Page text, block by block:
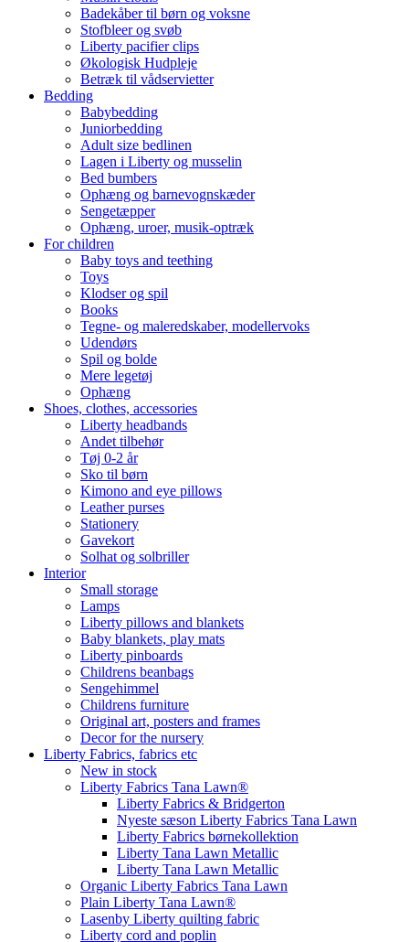
Badekåber til børn og voksne
Stofbleer og svøb
Liberty pacifier clips
Økologisk Hudpleje
Betræk til vådservietter
Bedding
Babybedding
Juniorbedding
Adult size bedlinen
Lagen i Liberty og musselin
Bed bumbers
Ophæng og barnevognskæder
Sengetæpper
Ophæng, uroer, musik-optræk
For children
Baby toys and teething
Toys
Klodser og spil
Books
Tegne- og maleredskaber, modellervoks
Udendørs
Spil og bolde
Mere legetøj
Ophæng
Shoes, clothes, accessories
Liberty headbands
Andet tilbehør
Tøj 0-2 år
Sko til børn
Kimono and eye pillows
Leather purses
Stationery
Gavekort
Solhat og solbriller
Interior
Small storage
Lamps
Liberty pillows and blankets
Baby blankets, play mats
Liberty pinboards
Childrens beanbags
Sengehimmel
Childrens furniture
Original art, posters and frames
Decor for the nursery
Liberty Fabrics, fabrics etc
New in stock
Liberty Fabrics Tana Lawn®
Liberty Fabrics & Bridgerton
Nyeste sæson Liberty Fabrics Tana Lawn
Liberty Fabrics børnekollektion
Liberty Tana Lawn Metallic
Liberty Tana Lawn Metallic
Organic Liberty Fabrics Tana Lawn
Plain Liberty Tana Lawn®
Lasenby Liberty quilting fabric
Liberty cord and poplin